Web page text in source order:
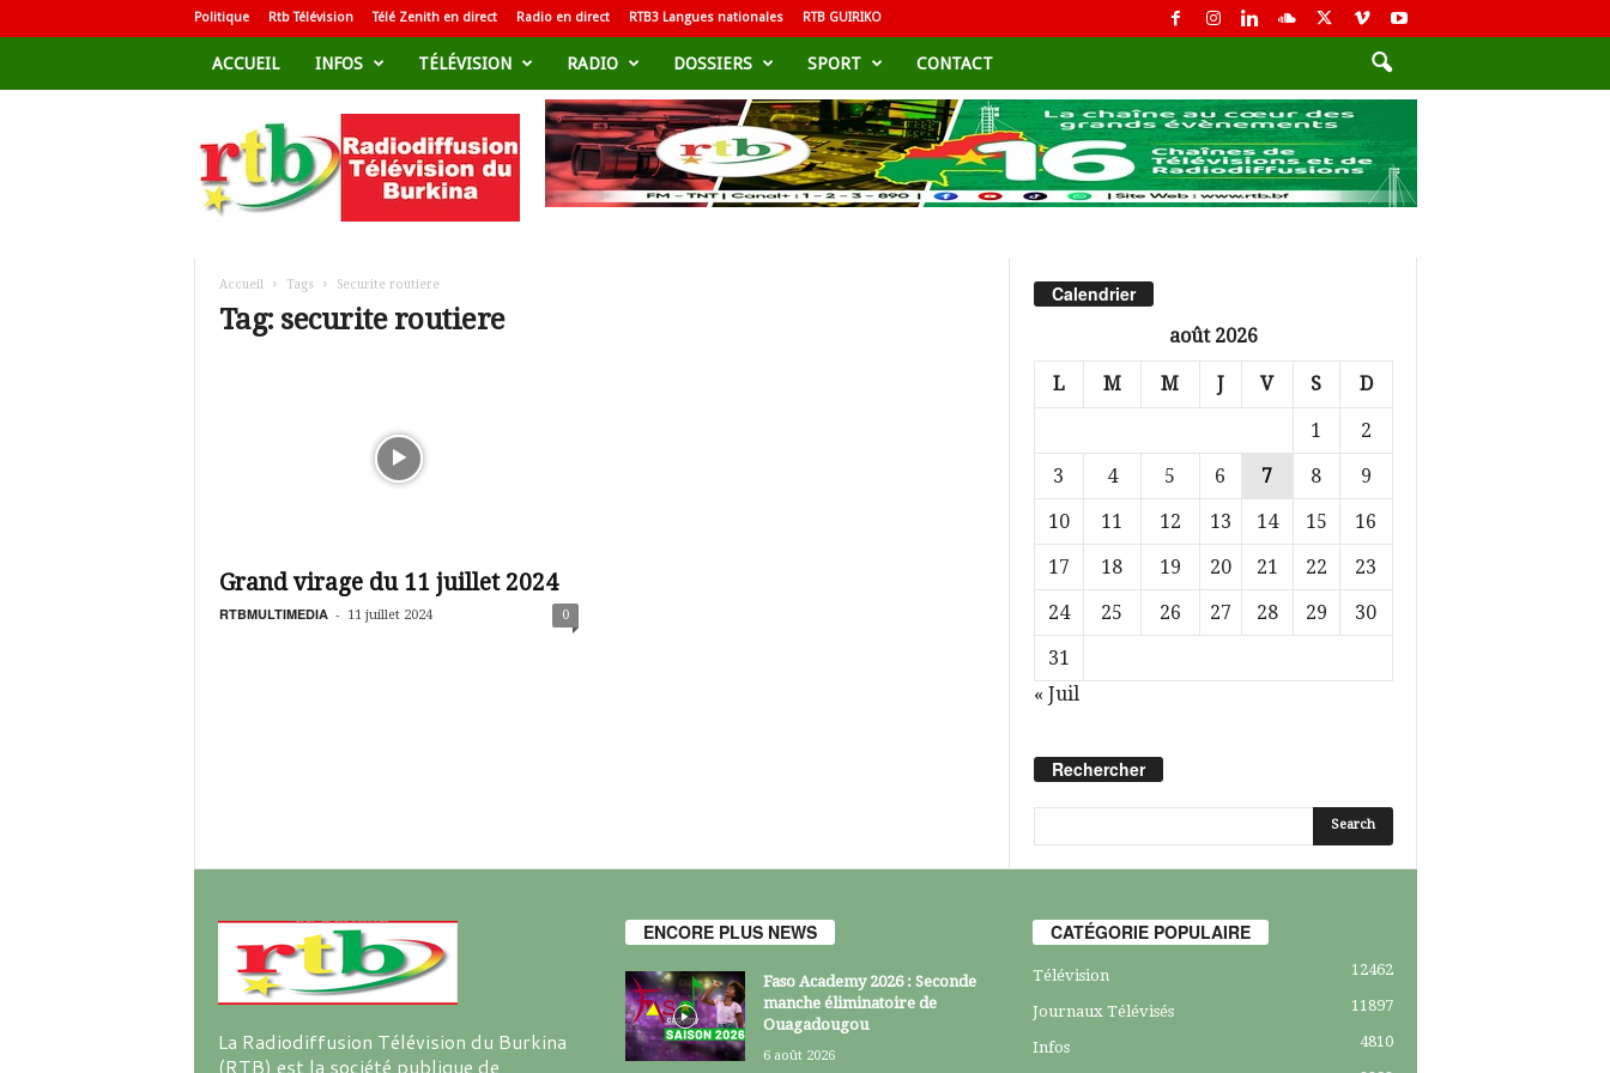
Politique Rtb Télévision Télé Zenith en direct Radio en direct RTB3 Langues nationales RTB GUIRIKO
ACCUEIL INFOS TÉLÉVISION RADIO DOSSIERS SPORT CONTACT
d
i
i
Accueil Tags Securite routiere
Tag: securite routiere
Grand virage du 11 juillet 2024
RTBMULTIMEDIA - 11 juillet 2024 0
Calendrier
août 2026
L M M J V S D
1
2
3
4 5 6 7 8
9
10
11 12 13 14 15
16
17
18 19 20 21 22
23
24
25 26 27 28 29
30
31
« Juil
Rechercher
La Radiodiffusion Télévision du Burkina
(RTB) est la société publique de
ENCORE PLUS NEWS
Faso Academy 2026 : Seconde
manche éliminatoire de
Ouagadougou
6 août 2026
CATÉGORIE POPULAIRE
Télévision 12462
Journaux Télévisés 11897
Infos
4810